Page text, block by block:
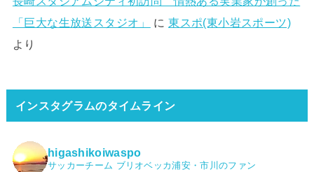
「巨大な生放送スタジオ」
に東スポ(東小岩スポーツ)
より
インスタグラムのタイムライン
higashikoiwaspo
サッカーチーム ブリオベッカ浦安・市川のファン